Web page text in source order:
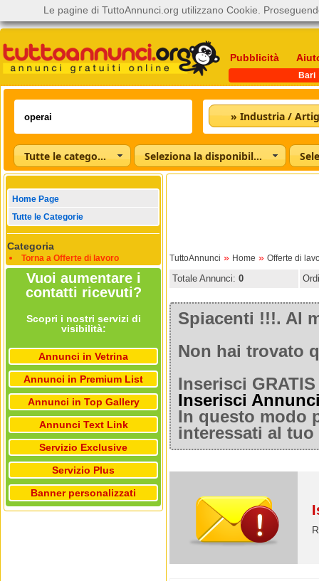
Pubblicità
Bari
» Industria /
Tutte le categorie Seleziona la disponibilità
Home Page
Tutte le Categorie
Categoria
Torna a Offerte di lavoro
Vuoi aumentare i
contatti ricevuti?
Scopri i nostri servizi di
visibilità:
Annunci in Vetrina
Annunci in Premium List
Annunci in Top Gallery
Annunci Text Link
Servizio Exclusive
Servizio Plus
Banner personalizzati
TuttoAnnunci » Home » Offerte di
Totale Annunci: 0
Spiacenti !!!. Al
Non hai trovato
Inserisci
Inserisci
In questo modo
interessati al
Le pagine di TuttoAnnunci.org utilizzano Cookie.